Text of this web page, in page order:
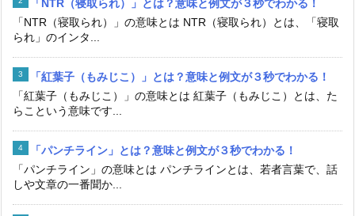
「NTR（寝取られ）」とは？意味と例文が３秒でわかる！
「NTR（寝取られ）」の意味とは NTR（寝取られ）とは、「寝取
られ」のインタ...
「紅葉子（もみじこ）」とは？意味と例文が３秒でわかる！
「紅葉子（もみじこ）」の意味とは 紅葉子（もみじこ）とは、た
らこという意味です...
「パンチライン」とは？意味と例文が３秒でわかる！
「パンチライン」の意味とは パンチラインとは、若者言葉で、話
しや文章の一番聞か...